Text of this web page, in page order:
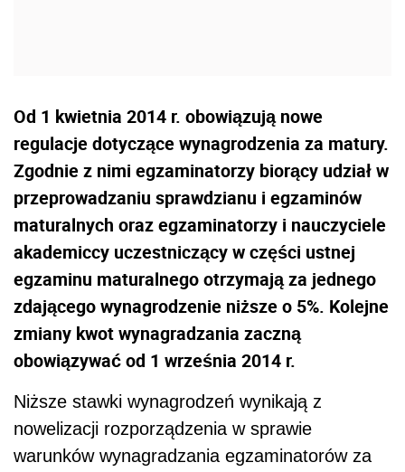
Od 1 kwietnia 2014 r. obowiązują nowe
regulacje dotyczące wynagrodzenia za matury.
Zgodnie z nimi egzaminatorzy biorący udział w
przeprowadzaniu sprawdzianu i egzaminów
maturalnych oraz egzaminatorzy i nauczyciele
akademiccy uczestniczący w części ustnej
egzaminu maturalnego otrzymają za jednego
zdającego wynagrodzenie niższe o 5%. Kolejne
zmiany kwot wynagradzania zaczną
obowiązywać od 1 września 2014 r.
Niższe stawki wynagrodzeń wynikają z
nowelizacji rozporządzenia w sprawie
warunków wynagradzania egzaminatorów za